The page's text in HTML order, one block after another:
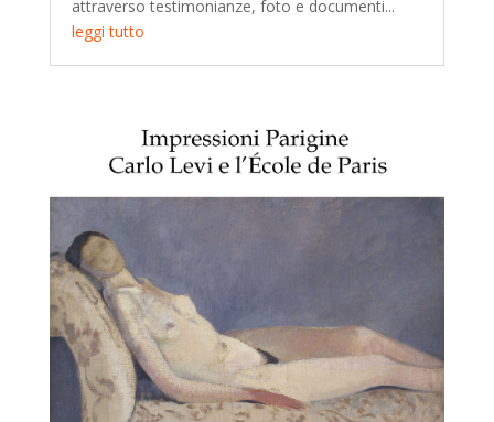
attraverso testimonianze, foto e documenti...
leggi tutto